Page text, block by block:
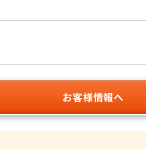
お客様情報へ